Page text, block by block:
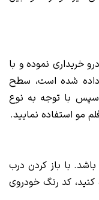
خریداری نموده و با
شده است، سطح
سپس با توجه به نوع
مو استفاده نمایید.
با باز کردن درب
کد رنگ خودروی